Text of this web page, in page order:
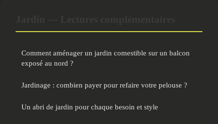
Comment aménager un jardin comestible sur un balcon
exposé au nord ?
Jardinage : combien payer pour refaire votre pelouse ?
Un abri de jardin pour chaque besoin et style